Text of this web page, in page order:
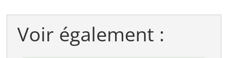
Voir également :